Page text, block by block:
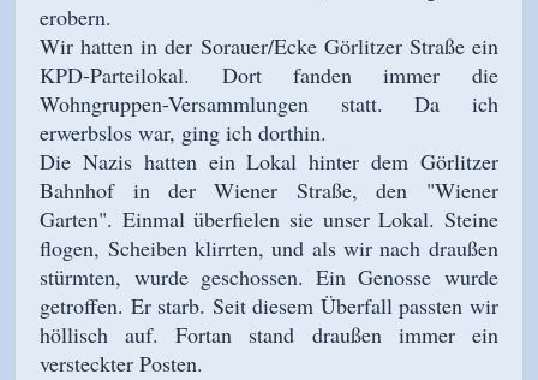
erobern.
Wir hatten in der Sorauer/Ecke Görlitzer Straße ein
KPD-Parteilokal. Dort fanden immer die
Wohngruppen-Versammlungen statt. Da ich
erwerbslos war, ging ich dorthin.
Die Nazis hatten ein Lokal hinter dem Görlitzer
Bahnhof in der Wiener Straße, den "Wiener
Garten". Einmal überfielen sie unser Lokal. Steine
flogen, Scheiben klirrten, und als wir nach draußen
stürmten, wurde geschossen. Ein Genosse wurde
getroffen. Er starb. Seit diesem Überfall passten wir
höllisch auf. Fortan stand draußen immer ein
versteckter Posten.